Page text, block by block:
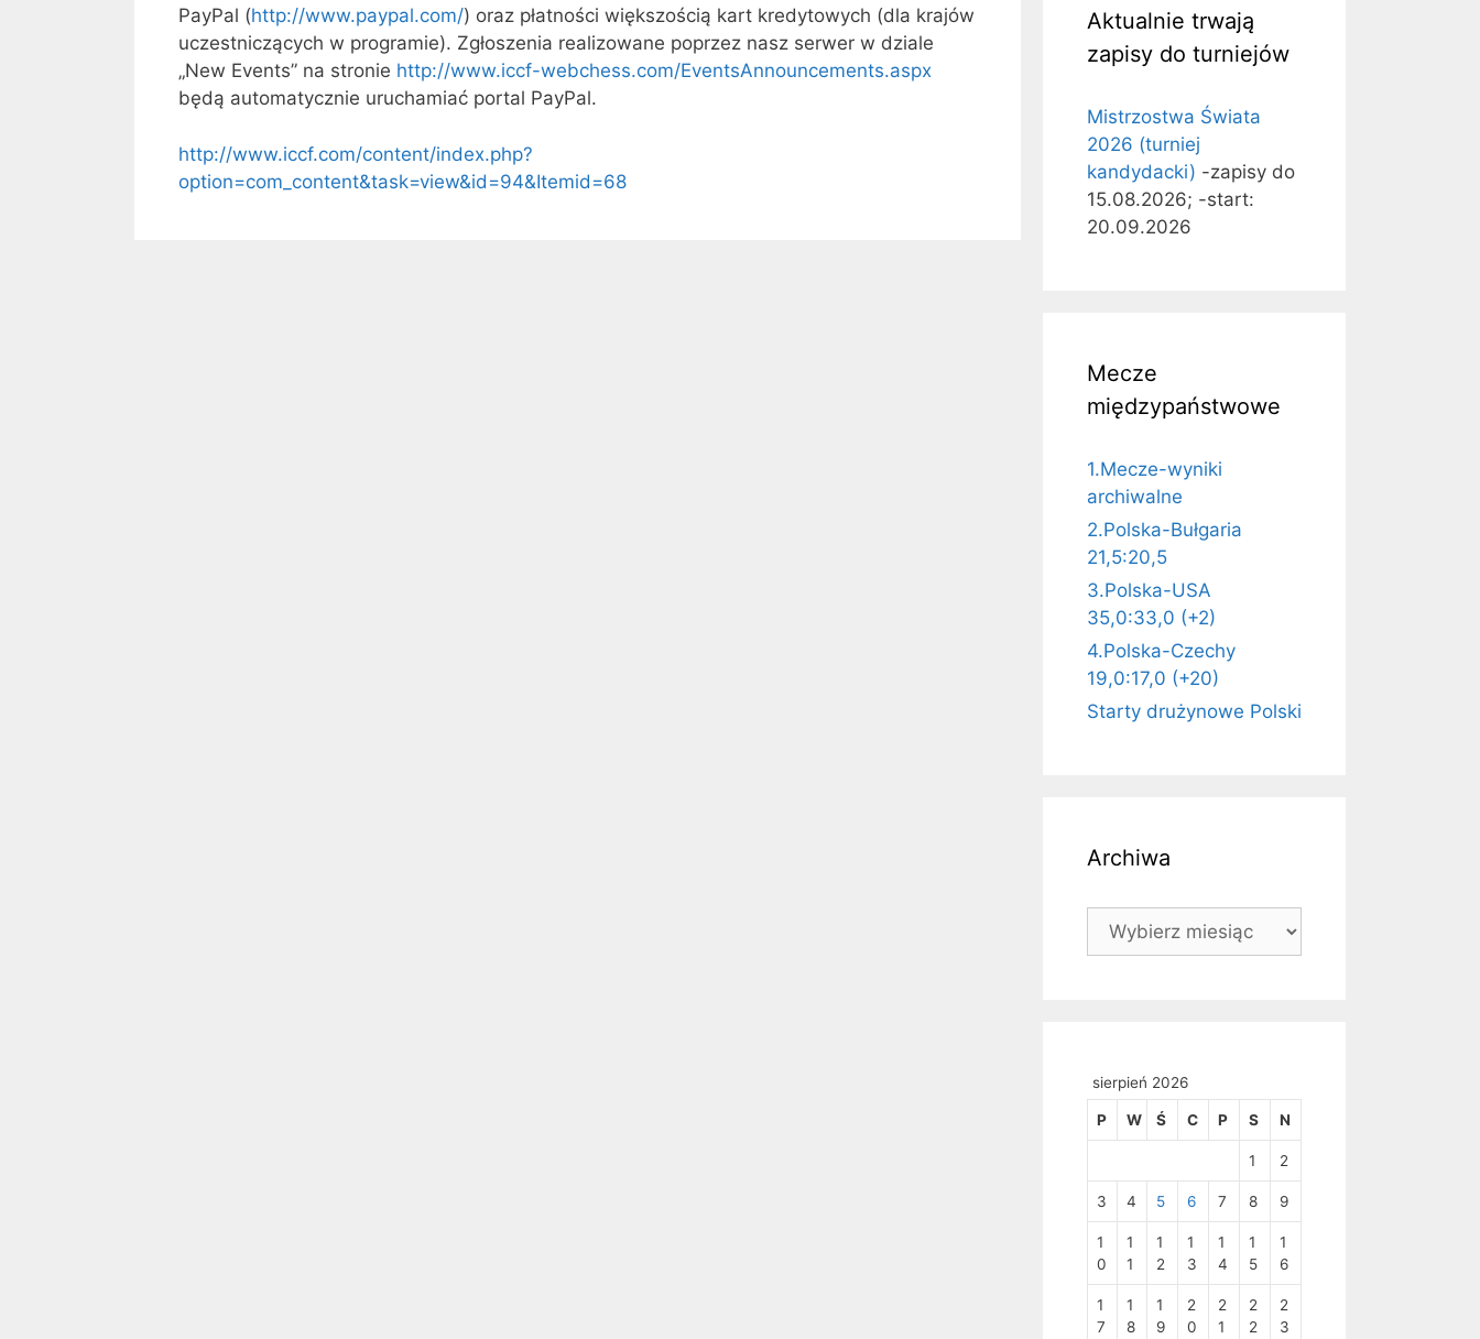
PayPal (http://www.paypal.com/) oraz płatności większością kart kredytowych (dla krajów
uczestniczących w programie). Zgłoszenia realizowane poprzez nasz serwer w dziale
„New Events” na stronie http://www.iccf-webchess.com/EventsAnnouncements.aspx
będą automatycznie uruchamiać portal PayPal.
http://www.iccf.com/content/index.php?
option=com_content&task=view&id=94&Itemid=68
Aktualnie trwają
zapisy do turniejów
Mistrzostwa Świata
2026 (turniej
kandydacki) -zapisy do
15.08.2026; -start:
20.09.2026
Mecze
międzypaństwowe
1.Mecze-wyniki
archiwalne
2.Polska-Bułgaria
21,5:20,5
3.Polska-USA
35,0:33,0 (+2)
4.Polska-Czechy
19,0:17,0 (+20)
Starty drużynowe Polski
Archiwa
Archiwa
sierpień 2026
P W Ś C P S N
1 2
3 4 5 6 7 8 9
1
0
1
1
1
2
1
3
1
4
1
5
1
6
1
7
1
8
1
9
2
0
2
1
2
2
2
3